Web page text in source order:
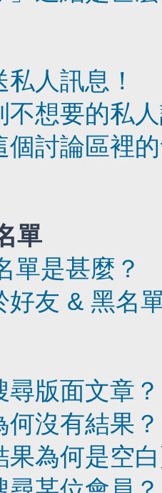
人訊息！
不想要的私
個討論區裡
單
單是甚麼？
好友 & 黑名
版面文章？
沒有結果？
果為何是空